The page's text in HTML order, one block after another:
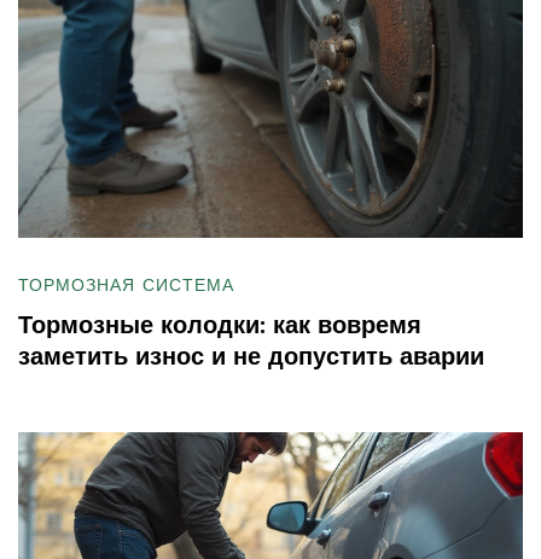
ТОРМОЗНАЯ СИСТЕМА
Тормозные колодки: как вовремя
заметить износ и не допустить аварии